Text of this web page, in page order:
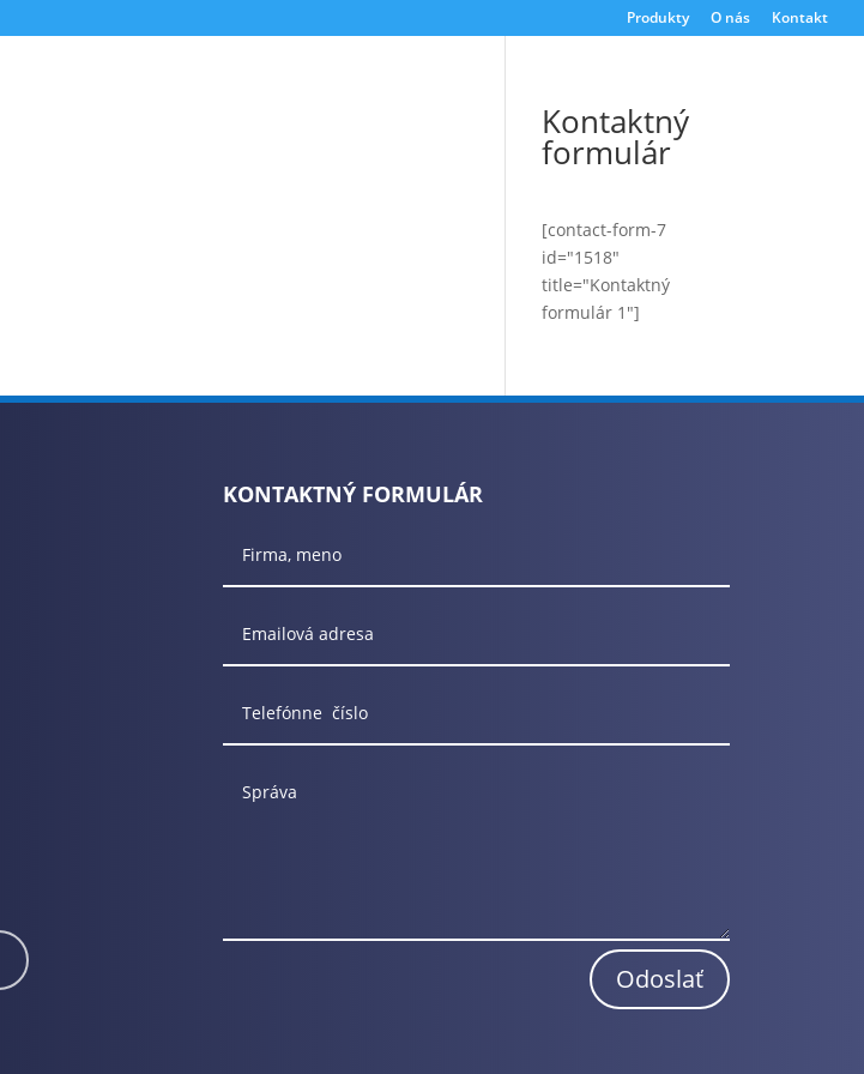
Produkty O nás Kontakt
Kontaktný
formulár
[contact-form-7
id="1518"
title="Kontaktný
formulár 1"]
KONTAKTNÝ FORMULÁR
Odoslať